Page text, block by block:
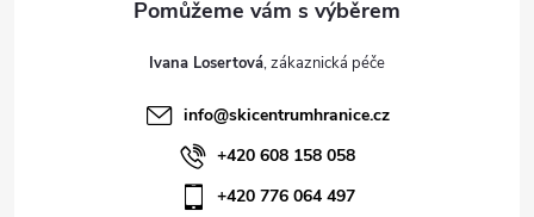
Ivana Losertová
info@skicentrumhranice.cz
+420 608 158 058
+420 776 064 497